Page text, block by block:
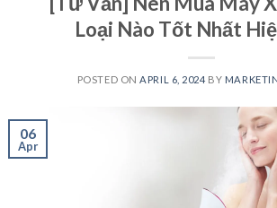
Loại Nào Tốt Nhất
POSTED ON APRIL 6, 2024 BY
06
Apr